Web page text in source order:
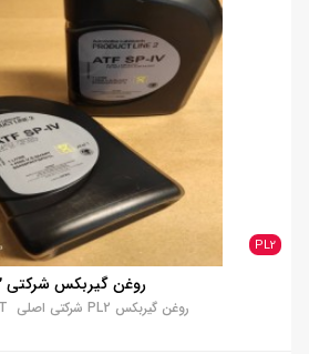
PL2
روغن گیربکس شرکتی PL2
روغن گیربکس PL2 شرکتی اصلی PRODUCT...